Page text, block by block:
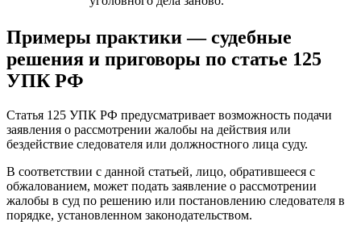
Примеры практики — судебные
решения и приговоры по статье 125
УПК РФ
Статья 125 УПК РФ предусматривает возможность подачи
заявления о рассмотрении жалобы на действия или
бездействие следователя или должностного лица суду.
В соответствии с данной статьей, лицо, обратившееся с
обжалованием, может подать заявление о рассмотрении
жалобы в суд по решению или постановлению следователя в
порядке, установленном законодательством.